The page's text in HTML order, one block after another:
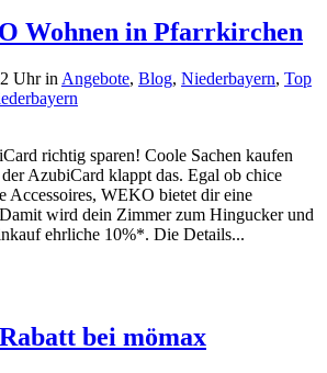
Wohnen in Pfarrkirchen
Uhrin Angebote, Blog, Niederbayern, Top
richtig sparen! Coole Sachen kaufen
AzubiCard klappt das. Egal ob chice
Accessoires, WEKO bietet dir eine
wird dein Zimmer zum Hingucker und
ehrliche 10%*. Die Details...
bei mömax